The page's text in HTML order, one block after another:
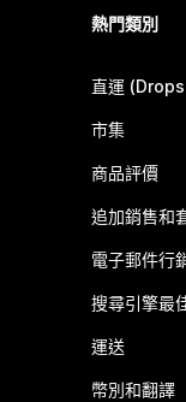
熱門類別
直運
市集
商品評價
追加銷售和
電子郵件行
搜尋引擎最
運送
幣別和翻譯